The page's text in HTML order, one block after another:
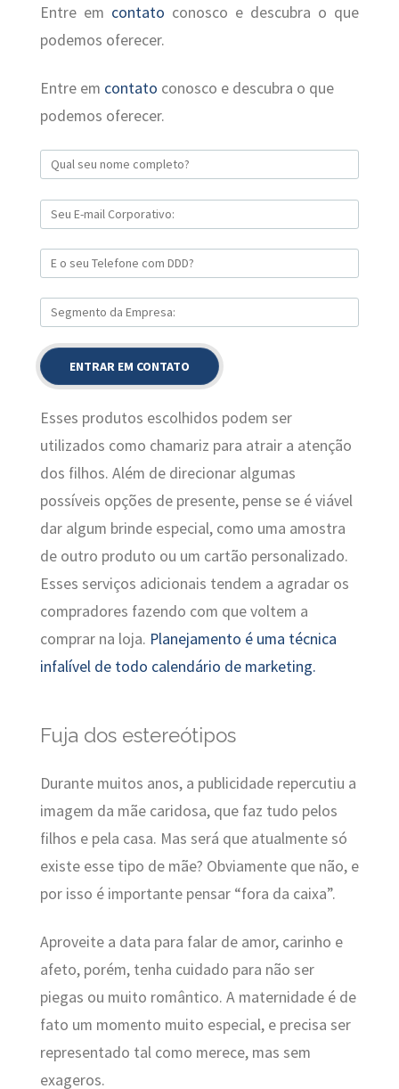
Entre em contato conosco e descubra o que
podemos oferecer.
Entre em contato conosco e descubra o que
podemos oferecer.
Esses produtos escolhidos podem ser
utilizados como chamariz para atrair a atenção
dos filhos. Além de direcionar algumas
possíveis opções de presente, pense se é viável
dar algum brinde especial, como uma amostra
de outro produto ou um cartão personalizado.
Esses serviços adicionais tendem a agradar os
compradores fazendo com que voltem a
comprar na loja. Planejamento é uma técnica
infalível de todo calendário de marketing.
Fuja dos estereótipos
Durante muitos anos, a publicidade repercutiu a
imagem da mãe caridosa, que faz tudo pelos
filhos e pela casa. Mas será que atualmente só
existe esse tipo de mãe? Obviamente que não, e
por isso é importante pensar “fora da caixa”.
Aproveite a data para falar de amor, carinho e
afeto, porém, tenha cuidado para não ser
piegas ou muito romântico. A maternidade é de
fato um momento muito especial, e precisa ser
representado tal como merece, mas sem
exageros.